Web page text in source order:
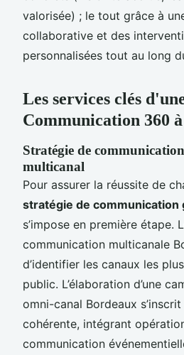
valorisée) ; le tout grâce à
collaborative et des
personnalisées tout au long
Les services clés
Communication 360
Stratégie de
multicanal
Pour assurer la réussite de
stratégie de communication
s’impose en première étape.
communication multicanale
d’identifier les canaux les
public. L’élaboration d’une
omni-canal Bordeaux
cohérente, intégrant
communication